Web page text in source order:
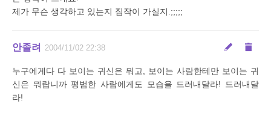
제가 무슨 생각하고 있는지 짐작이 가실지.;;;;;
안졸려 2004/11/02 22:38
누구에게다 다 보이는 귀신은 뭐고, 보이는 사람한테만 보이는 귀
신은 뭐랍니까 평범한 사람에게도 모습을 드러내달라! 드러내달
라!